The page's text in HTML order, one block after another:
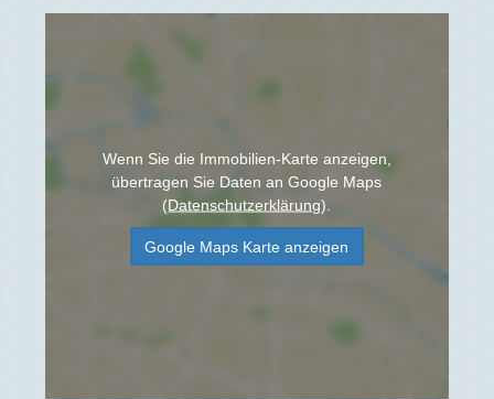
Wenn Sie die Immobilien-Karte anzeigen,
übertragen Sie Daten an Google Maps
(Datenschutzerklärung).
Google Maps Karte anzeigen